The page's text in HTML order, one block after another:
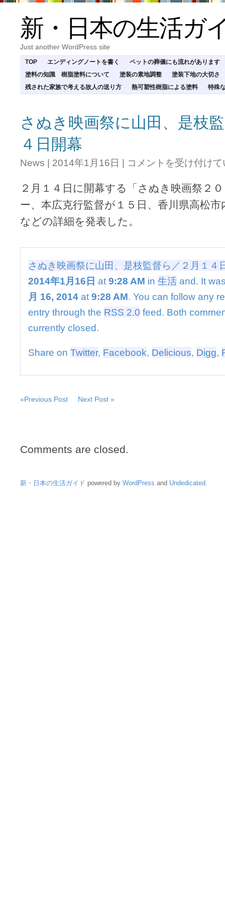
新・日本の生活ガ
Just another WordPress site
TOP エンディングノートを書く
ペットの葬儀にも流れがあります
塗料の知識 樹脂塗料について
塗装の素地調整
塗装下地の大切さ
残された家族で考える故人の送り方
熱可塑性樹脂による塗料 特殊
さぬき映画祭に山田、是枝
４日開幕
News | 2014年1月16日 | さ
画
祭
に
是
枝
監
督
／
２
日
コメントを受け付け
２月１４日に開幕する「さぬき映画祭２
ー、本広克行監督が１５日、香川県高松
などの詳細を発表した。
さぬき映画祭に山田、是枝監督ら／２月１４
2014年1月16日 at 9:28 AM in 生活 and. It
月 16, 2014 at 9:28 AM. You can follow any
entry through the RSS 2.0 feed. Both
currently closed.
Share on Twitter, Facebook, Delicious, Digg,
«Previous Post Next Post »
Comments are closed.
新・日本の生活ガイド powered by WordPress and Undedicated.